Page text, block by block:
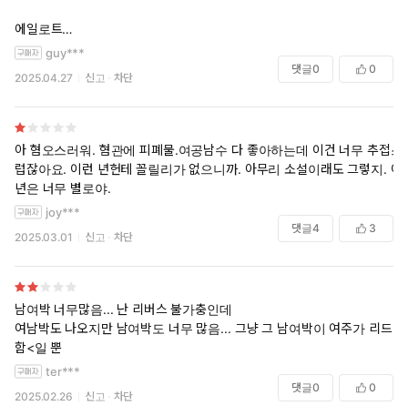
에일로트
분홍머리카락에 황금눈동자.
절륜하다. 외전까지 맛있어요.
guy***
2025.04.27 신고 차단
댓글0 0
아 혐오스러워. 혐관에 피폐물.여공남수 다 좋아하는데 이건 너무 추접스
럽잖아요. 이런 년헌테 꼴릴리가 없으니까. 아무리 소설이래도 그렇지. 이
년은 너무 별로야.
joy***
2025.03.01 신고 차단
댓글4 3
남여박 너무많음... 난 리버스 불가충인데
여남박도 나오지만 남여박도 너무 많음... 그냥 그 남여박이 여주가 리드
함<일 뿐
ter***
2025.02.26 신고 차단
댓글0 0